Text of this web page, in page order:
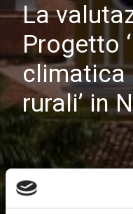
La
Progetto
climatica
rurali’ in